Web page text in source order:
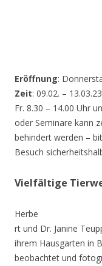
Eröffnung:
Zeit: 09.02. –
Fr. 8.30 – 14.00 Uhr
oder Seminare kann
behindert werden –
Besuch
Vielfältige
Herbe
rt und Dr. Janine
ihrem Hausgarten in
beobachtet und